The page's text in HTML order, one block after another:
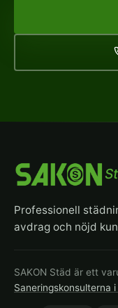
Professionell
avdrag och nöjd
SAKON Städ är ett
Saneringskonsulterna